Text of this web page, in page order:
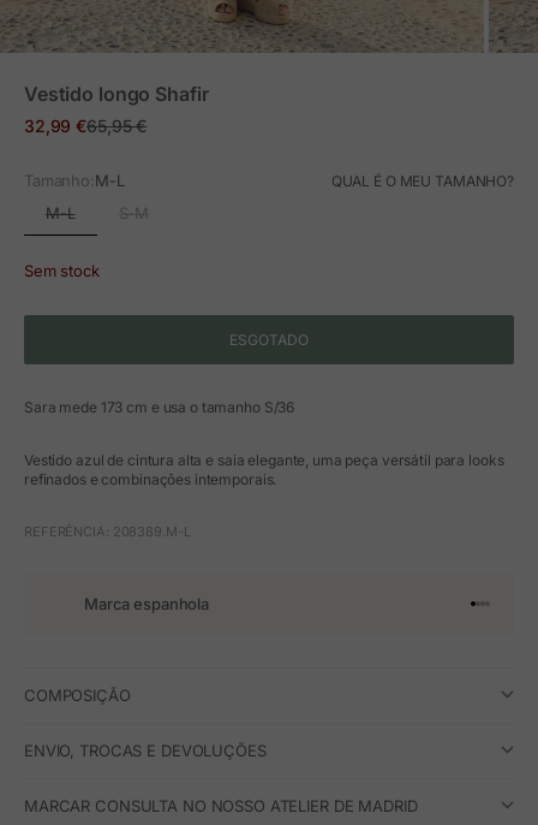
Vestido longo Shafir
Preço em promoção
32,99 €Preço normal
65,95 €
Tamanho:M-L QUAL É O MEU TAMANHO?
M-L S-M
Sem stock
ESGOTADO
Sara mede 173 cm e usa o tamanho S/36
Vestido azul de cintura alta e saia elegante, uma peça versátil para looks
refinados e combinações intemporais.
REFERÊNCIA: 208389.M-L
Marca espanhola Ir para o
Ir para
Ir para
Ir para
COMPOSIÇÃO
ENVIO, TROCAS E DEVOLUÇÕES
MARCAR CONSULTA NO NOSSO ATELIER DE MADRID